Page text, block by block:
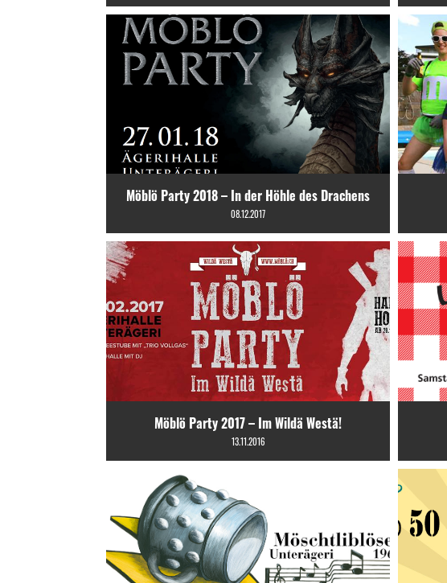
Möblö Party 2018 – In der Höhle des Drachens
08.12.2017
Möblö Party 2017 – Im Wildä Westä!
13.11.2016